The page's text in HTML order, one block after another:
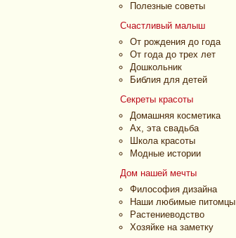
Полезные советы
Счастливый малыш
От рождения до года
От года до трех лет
Дошкольник
Библия для детей
Секреты красоты
Домашняя косметика
Ах, эта свадьба
Школа красоты
Модные истории
Дом нашей мечты
Философия дизайна
Наши любимые питомцы
Растениеводство
Хозяйке на заметку